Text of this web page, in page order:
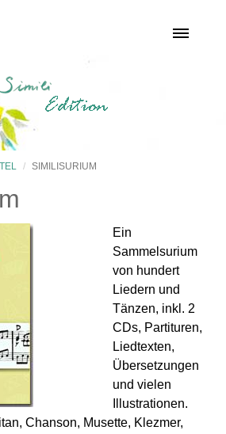
SIMILISURIUM
Ein
Sammelsurium
von hundert
Liedern und
Tänzen, inkl. 2
CDs, Partituren,
Liedtexten,
Übersetzungen
und vielen
Illustrationen.
Chanson, Musette, Klezmer,